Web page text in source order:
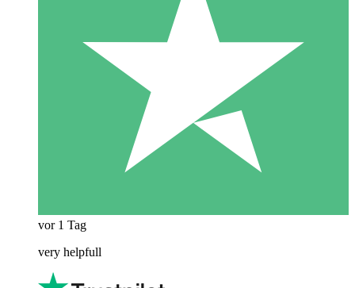
vor 1 Tag
very helpfull